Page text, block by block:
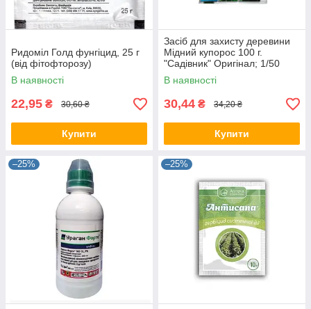
Ридоміл Голд фунгіцид, 25 г
(від фітофторозу)
В наявності
22,95 ₴ 30,60 ₴
Купити
Засіб для захисту деревини
Мідний купорос 100 г.
"Садівник" Оригінал; 1/50
19824
В наявності
30,44 ₴ 34,20 ₴
Купити
–25% –25%